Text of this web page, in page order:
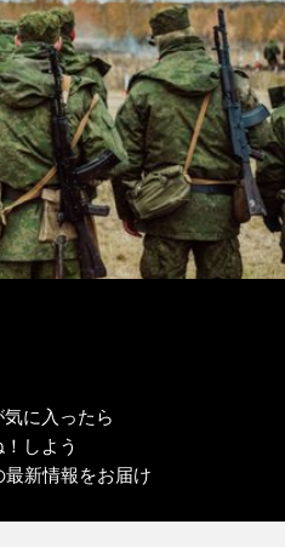
に入ったら
しよう
最新情報をお届け